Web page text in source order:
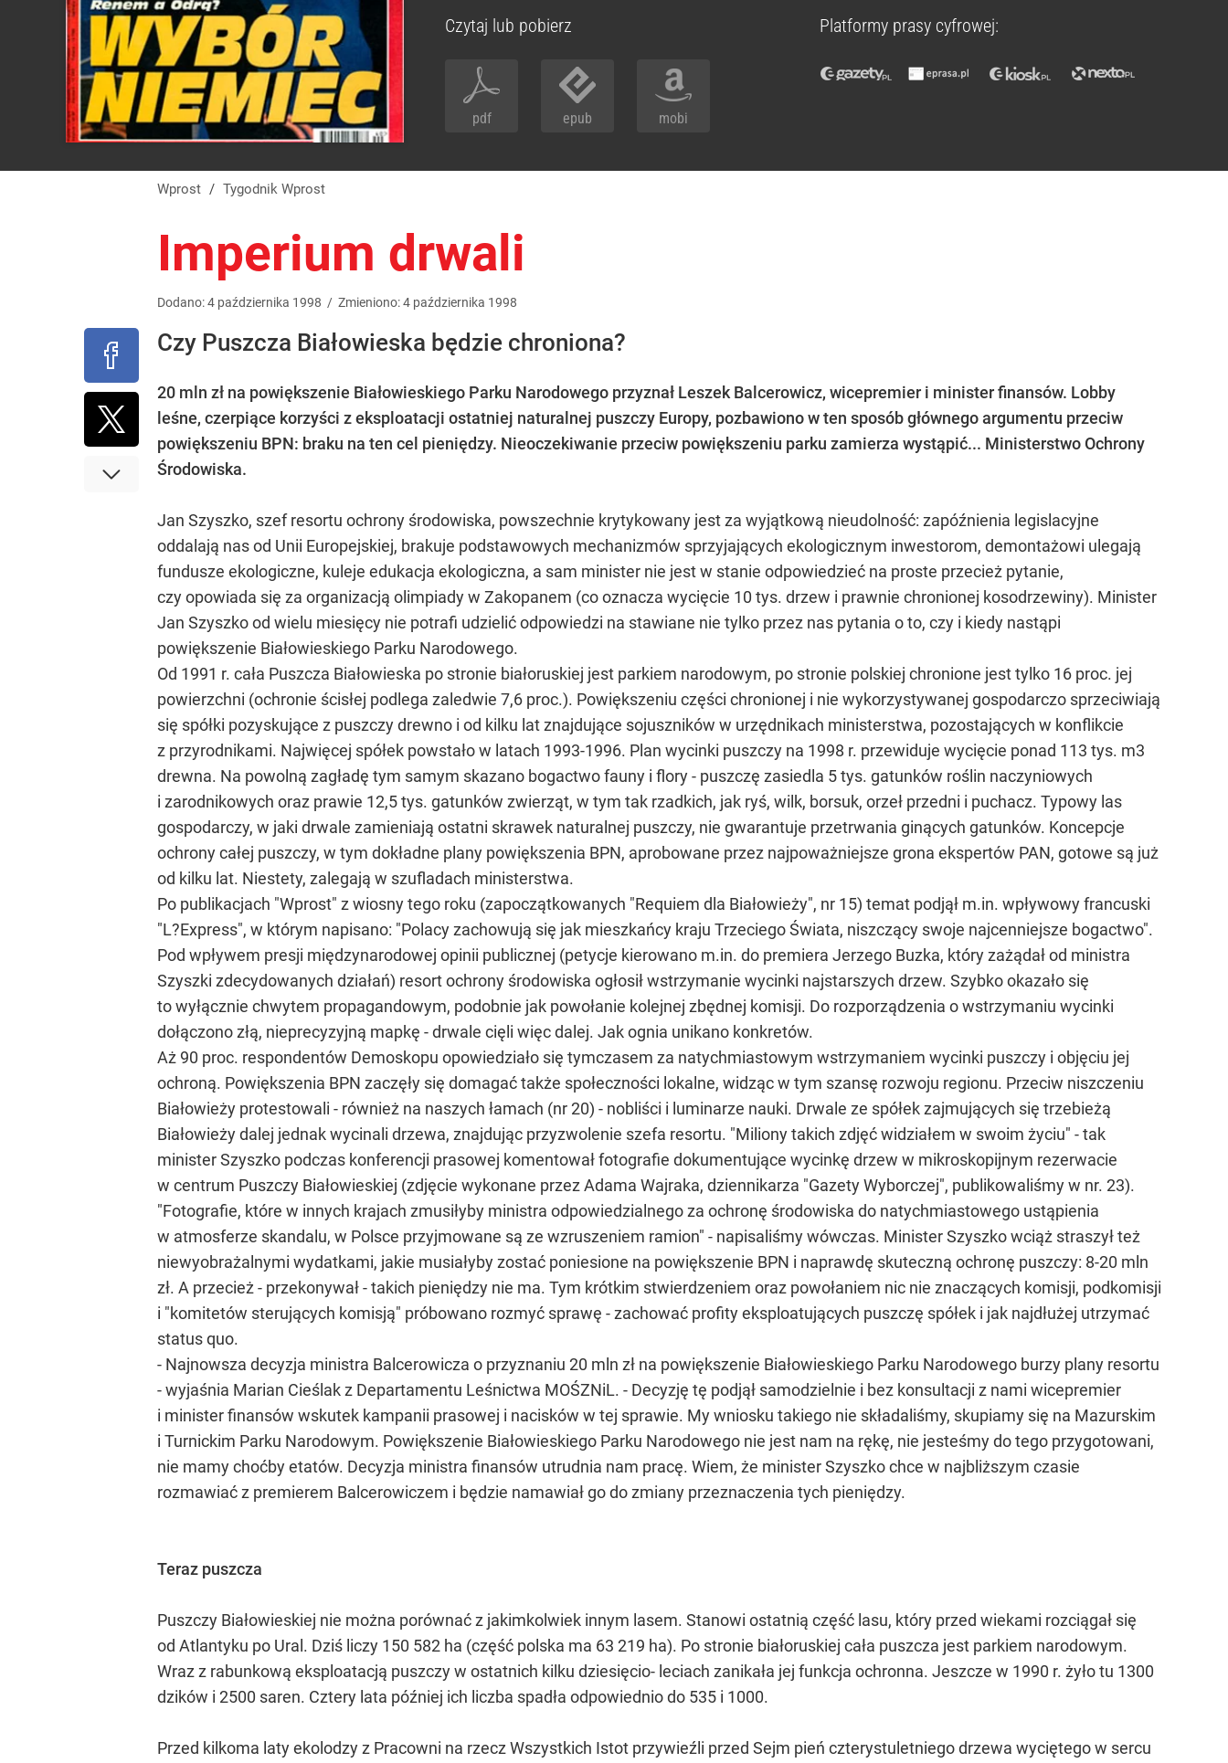
Czytaj lub pobierz
pdf epub mobi
Platformy prasy cyfrowej:
Wprost / Tygodnik Wprost
Imperium drwali
Dodano:4 października 1998 / Zmieniono:4 października 1998
Czy Puszcza Białowieska będzie chroniona?
20 mln zł na powiększenie Białowieskiego Parku Narodowego przyznał Leszek Balcerowicz, wicepremier i minister finansów. Lobby
leśne, czerpiące korzyści z eksploatacji ostatniej naturalnej puszczy Europy, pozbawiono w ten sposób głównego argumentu przeciw
powiększeniu BPN: braku na ten cel pieniędzy. Nieoczekiwanie przeciw powiększeniu parku zamierza wystąpić... Ministerstwo Ochrony
Środowiska.
Jan Szyszko, szef resortu ochrony środowiska, powszechnie krytykowany jest za wyjątkową nieudolność: zapóźnienia legislacyjne
oddalają nas od Unii Europejskiej, brakuje podstawowych mechanizmów sprzyjających ekologicznym inwestorom, demontażowi ulegają
fundusze ekologiczne, kuleje edukacja ekologiczna, a sam minister nie jest w stanie odpowiedzieć na proste przecież pytanie,
czy opowiada się za organizacją olimpiady w Zakopanem (co oznacza wycięcie 10 tys. drzew i prawnie chronionej kosodrzewiny). Minister
Jan Szyszko od wielu miesięcy nie potrafi udzielić odpowiedzi na stawiane nie tylko przez nas pytania o to, czy i kiedy nastąpi
powiększenie Białowieskiego Parku Narodowego.
Od 1991 r. cała Puszcza Białowieska po stronie białoruskiej jest parkiem narodowym, po stronie polskiej chronione jest tylko 16 proc. jej
powierzchni (ochronie ścisłej podlega zaledwie 7,6 proc.). Powiększeniu części chronionej i nie wykorzystywanej gospodarczo sprzeciwiają
się spółki pozyskujące z puszczy drewno i od kilku lat znajdujące sojuszników w urzędnikach ministerstwa, pozostających w konflikcie
z przyrodnikami. Najwięcej spółek powstało w latach 1993-1996. Plan wycinki puszczy na 1998 r. przewiduje wycięcie ponad 113 tys. m3
drewna. Na powolną zagładę tym samym skazano bogactwo fauny i flory - puszczę zasiedla 5 tys. gatunków roślin naczyniowych
i zarodnikowych oraz prawie 12,5 tys. gatunków zwierząt, w tym tak rzadkich, jak ryś, wilk, borsuk, orzeł przedni i puchacz. Typowy las
gospodarczy, w jaki drwale zamieniają ostatni skrawek naturalnej puszczy, nie gwarantuje przetrwania ginących gatunków. Koncepcje
ochrony całej puszczy, w tym dokładne plany powiększenia BPN, aprobowane przez najpoważniejsze grona ekspertów PAN, gotowe są już
od kilku lat. Niestety, zalegają w szufladach ministerstwa.
Po publikacjach "Wprost" z wiosny tego roku (zapoczątkowanych "Requiem dla Białowieży", nr 15) temat podjął m.in. wpływowy francuski
"L?Express", w którym napisano: "Polacy zachowują się jak mieszkańcy kraju Trzeciego Świata, niszczący swoje najcenniejsze bogactwo".
Pod wpływem presji międzynarodowej opinii publicznej (petycje kierowano m.in. do premiera Jerzego Buzka, który zażądał od ministra
Szyszki zdecydowanych działań) resort ochrony środowiska ogłosił wstrzymanie wycinki najstarszych drzew. Szybko okazało się
to wyłącznie chwytem propagandowym, podobnie jak powołanie kolejnej zbędnej komisji. Do rozporządzenia o wstrzymaniu wycinki
dołączono złą, nieprecyzyjną mapkę - drwale cięli więc dalej. Jak ognia unikano konkretów.
Aż 90 proc. respondentów Demoskopu opowiedziało się tymczasem za natychmiastowym wstrzymaniem wycinki puszczy i objęciu jej
ochroną. Powiększenia BPN zaczęły się domagać także społeczności lokalne, widząc w tym szansę rozwoju regionu. Przeciw niszczeniu
Białowieży protestowali - również na naszych łamach (nr 20) - nobliści i luminarze nauki. Drwale ze spółek zajmujących się trzebieżą
Białowieży dalej jednak wycinali drzewa, znajdując przyzwolenie szefa resortu. "Miliony takich zdjęć widziałem w swoim życiu" - tak
minister Szyszko podczas konferencji prasowej komentował fotografie dokumentujące wycinkę drzew w mikroskopijnym rezerwacie
w centrum Puszczy Białowieskiej (zdjęcie wykonane przez Adama Wajraka, dziennikarza "Gazety Wyborczej", publikowaliśmy w nr. 23).
"Fotografie, które w innych krajach zmusiłyby ministra odpowiedzialnego za ochronę środowiska do natychmiastowego ustąpienia
w atmosferze skandalu, w Polsce przyjmowane są ze wzruszeniem ramion" - napisaliśmy wówczas. Minister Szyszko wciąż straszył też
niewyobrażalnymi wydatkami, jakie musiałyby zostać poniesione na powiększenie BPN i naprawdę skuteczną ochronę puszczy: 8-20 mln
zł. A przecież - przekonywał - takich pieniędzy nie ma. Tym krótkim stwierdzeniem oraz powołaniem nic nie znaczących komisji, podkomisji
i "komitetów sterujących komisją" próbowano rozmyć sprawę - zachować profity eksploatujących puszczę spółek i jak najdłużej utrzymać
status quo.
- Najnowsza decyzja ministra Balcerowicza o przyznaniu 20 mln zł na powiększenie Białowieskiego Parku Narodowego burzy plany resortu
- wyjaśnia Marian Cieślak z Departamentu Leśnictwa MOŚZNiL. - Decyzję tę podjął samodzielnie i bez konsultacji z nami wicepremier
i minister finansów wskutek kampanii prasowej i nacisków w tej sprawie. My wniosku takiego nie składaliśmy, skupiamy się na Mazurskim
i Turnickim Parku Narodowym. Powiększenie Białowieskiego Parku Narodowego nie jest nam na rękę, nie jesteśmy do tego przygotowani,
nie mamy choćby etatów. Decyzja ministra finansów utrudnia nam pracę. Wiem, że minister Szyszko chce w najbliższym czasie
rozmawiać z premierem Balcerowiczem i będzie namawiał go do zmiany przeznaczenia tych pieniędzy.
Teraz puszcza
Puszczy Białowieskiej nie można porównać z jakimkolwiek innym lasem. Stanowi ostatnią część lasu, który przed wiekami rozciągał się
od Atlantyku po Ural. Dziś liczy 150 582 ha (część polska ma 63 219 ha). Po stronie białoruskiej cała puszcza jest parkiem narodowym.
Wraz z rabunkową eksploatacją puszczy w ostatnich kilku dziesięcio- leciach zanikała jej funkcja ochronna. Jeszcze w 1990 r. żyło tu 1300
dzików i 2500 saren. Cztery lata później ich liczba spadła odpowiednio do 535 i 1000.
Przed kilkoma laty ekolodzy z Pracowni na rzecz Wszystkich Istot przywieźli przed Sejm pień czterystuletniego drzewa wyciętego w sercu